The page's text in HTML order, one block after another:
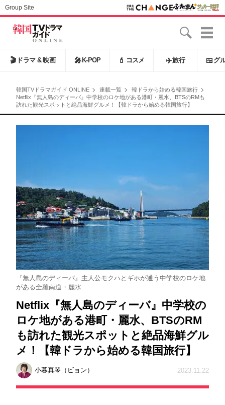
Group Site
🎬 ドラマ & 映画 🎤 K-POP 💄 コスメ ✈️旅行 🍱 グ
韓国TVドラマガイド ONLINE 連載一覧
韓ドラから始める韓国旅行
Netflix『無人島のディーバ』中学校のロケ地がある港町・麗水、BTSのRMも
訪れた観光スポットと絶品海鮮グルメ！【韓ドラから始める韓国旅行】
『無人島のディーバ』主人公モクハとギホが通う中学校のロケ地
がある全羅南道・麗水
Netflix『無人島のディーバ』中学校の
ロケ地がある港町・麗水、BTSのRM
も訪れた観光スポットと絶品海鮮グル
メ！【韓ドラから始める韓国旅行】
小暮真琴（ビョン） 2023.11.22